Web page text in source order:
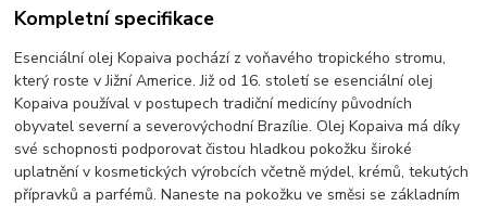
Kompletní specifikace
Esenciální olej Kopaiva pochází z voňavého tropického stromu,
který roste v Jižní Americe. Již od 16. století se esenciální olej
Kopaiva používal v postupech tradiční medicíny původních
obyvatel severní a severovýchodní Brazílie. Olej Kopaiva má díky
své schopnosti podporovat čistou hladkou pokožku široké
uplatnění v kosmetických výrobcích včetně mýdel, krémů, tekutých
přípravků a parfémů. Naneste na pokožku ve směsi se základním